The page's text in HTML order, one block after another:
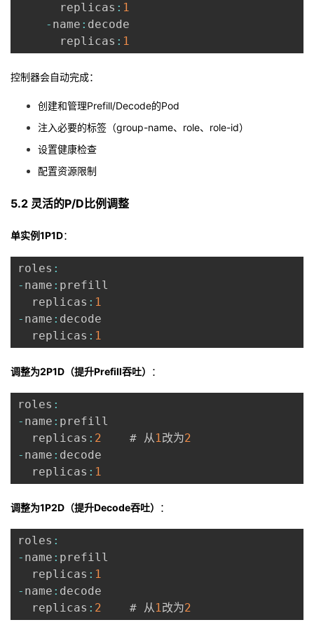
      replicas
: 1
- name : decode
      replicas
: 1
控制器会自动完成：
创建和管理Prefill/Decode的Pod
注入必要的标签（group-name、role、role-id）
设置健康检查
配置资源限制
5.2 灵活的P/D比例调整
单实例1P1D：
roles :
- name : prefill
  replicas
: 1
- name : decode
  replicas
: 1
调整为2P1D（提升Prefill吞吐） ：
roles :
- name : prefill
  replicas
: 2
    # 从
1改为2
- name : decode
  replicas
: 1
调整为1P2D（提升Decode吞吐） ：
roles :
- name : prefill
  replicas
: 1
- name : decode
  replicas
: 2
    # 从
1改为2